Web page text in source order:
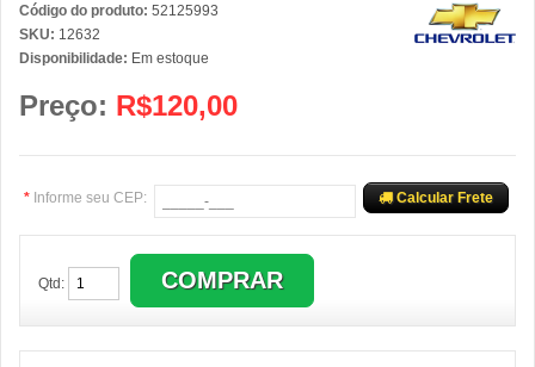
Código do produto: 52125993
SKU: 12632
Disponibilidade: Em estoque
Preço: R$120,00
* Informe seu CEP: Calcular Frete
Qtd: